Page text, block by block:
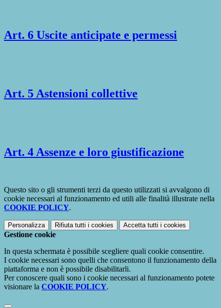
Art. 6 Uscite anticipate e permessi
Art. 5 Astensioni collettive
Art. 4 Assenze e loro giustificazione
Questo sito o gli strumenti terzi da questo utilizzati si avvalgono di
cookie necessari al funzionamento ed utili alle finalità illustrate nella
COOKIE POLICY.
Personalizza Rifiuta tutti i cookies Accetta tutti i cookies
Gestione cookie
In questa schermata è possibile scegliere quali cookie consentire.
I cookie necessari sono quelli che consentono il funzionamento della
piattaforma e non è possibile disabilitarli.
Per conoscere quali sono i cookie necessari al funzionamento potete
visionare la COOKIE POLICY.